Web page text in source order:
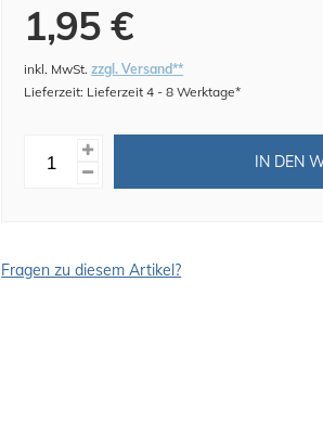
1,95 €
inkl. MwSt.zzgl. Versand**
Lieferzeit: Lieferzeit 4 - 8 Werktage*
IN DEN
Fragen zu diesem Artikel?